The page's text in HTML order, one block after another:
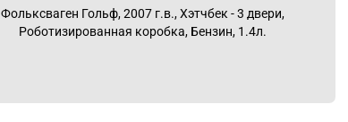
Фольксваген Гольф, 2007 г.в., Хэтчбек - 3 двери,
Роботизированная коробка, Бензин, 1.4л.